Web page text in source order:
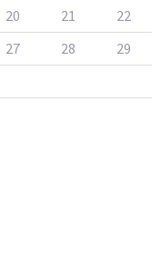
20 21
22
27 28
29